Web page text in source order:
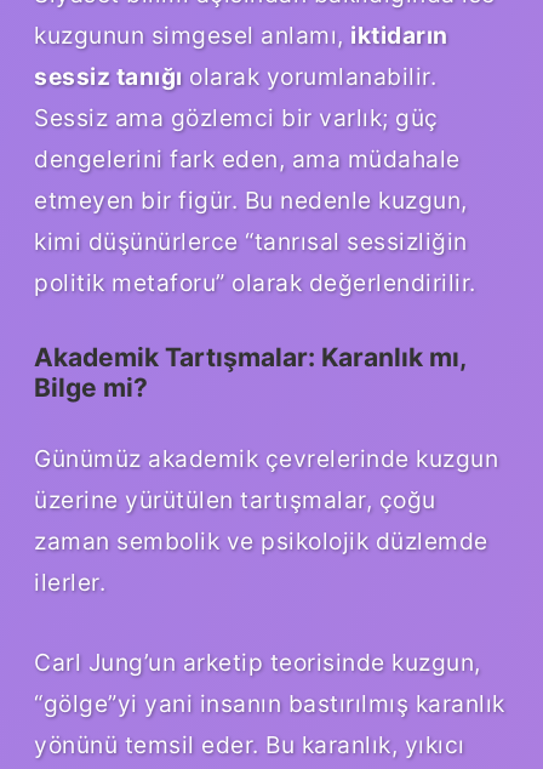
kuzgunun simgesel anlamı, iktidarın
sessiz tanığıolarak yorumlanabilir.
Sessiz ama gözlemci bir varlık; güç
dengelerini fark eden, ama müdahale
etmeyen bir figür. Bu nedenle kuzgun,
kimi düşünürlerce “tanrısal sessizliğin
politik metaforu” olarak değerlendirilir.
Akademik Tartışmalar: Karanlık mı,
Bilge mi?
Günümüz akademik çevrelerinde kuzgun
üzerine yürütülen tartışmalar, çoğu
zaman sembolik ve psikolojik düzlemde
ilerler.
Carl Jung’un arketip teorisinde kuzgun,
“gölge”yi yani insanın bastırılmış karanlık
yönünü temsil eder. Bu karanlık, yıkıcı